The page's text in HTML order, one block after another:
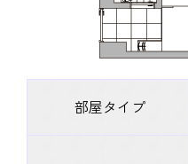
部屋タイプ